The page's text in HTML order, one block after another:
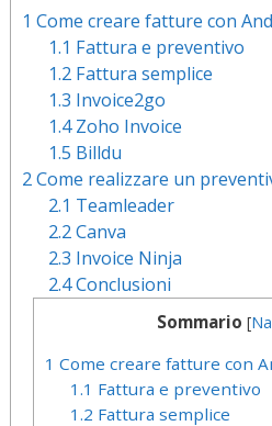
1 Come creare fatture con
1.1 Fattura e preventivo
1.2 Fattura semplice
1.3 Invoice2go
1.4Zoho Invoice
1.5 Billdu
2Come realizzare un
2.1 Teamleader
2.2Canva
2.3 Invoice Ninja
2.4Conclusioni
Sommario [
1 Come creare fatture con
1.1 Fattura e preventivo
1.2 Fattura semplice